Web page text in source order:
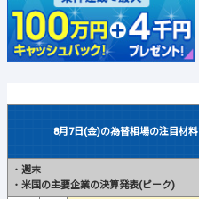
8月7日(金)の為替相場の注目材料
・ 週末
・ 米国の主要企業の決算発表(ピーク)